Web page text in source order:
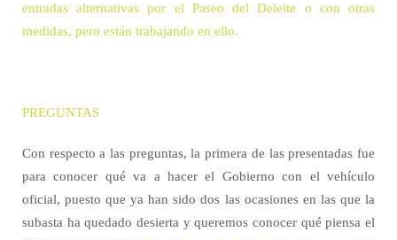
entradas alternativas por el Paseo del Deleite o con otras
medidas, pero están trabajando en ello.
PREGUNTAS
Con respecto a las preguntas, la primera de las presentadas fue
para conocer qué va a hacer el Gobierno con el vehículo
oficial, puesto que ya han sido dos las ocasiones en las que la
subasta ha quedado desierta y queremos conocer qué piensa el